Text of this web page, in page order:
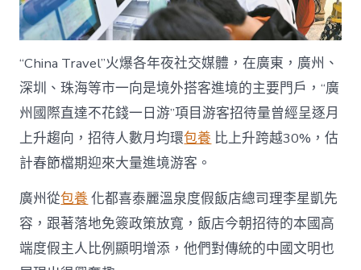
“China Travel”火爆各年夜社交媒體，在廣東，廣州、
深圳、珠海等市一向是境外搭客進境的主要門戶，“廣
州國際直達不花錢一日游”項目游客招待量曾經呈逐月
上升趨向，招待人數月均環包養 比上升跨越30%，估
計春節檔期迎來大量進境游客。
廣州從包養 化都喜泰麗溫泉度假飯店總司理李星凱先
容，跟著落地免簽政策放寬，飯店今朝招待的本國高
端度假主人比例顯明增添，他們對傳統的中國文明也